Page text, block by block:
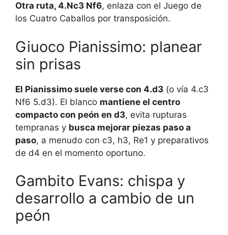
Otra ruta, 4.Nc3 Nf6, enlaza con el Juego de
los Cuatro Caballos por transposición.
Giuoco Pianissimo: planear
sin prisas
El Pianissimo suele verse con 4.d3 (o vía 4.c3
Nf6 5.d3). El blanco mantiene el centro
compacto con peón en d3, evita rupturas
tempranas y busca mejorar piezas paso a
paso, a menudo con c3, h3, Re1 y preparativos
de d4 en el momento oportuno.
Gambito Evans: chispa y
desarrollo a cambio de un
peón